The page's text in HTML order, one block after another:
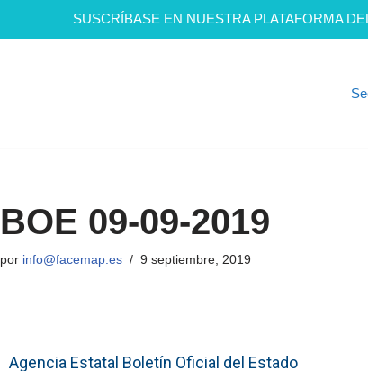
SUSCRÍBASE EN NUESTRA PLATAFORMA
BOE 09-09-2019
por info@facemap.es 9 septiembre, 2019
Agencia Estatal Boletín Oficial del Estado